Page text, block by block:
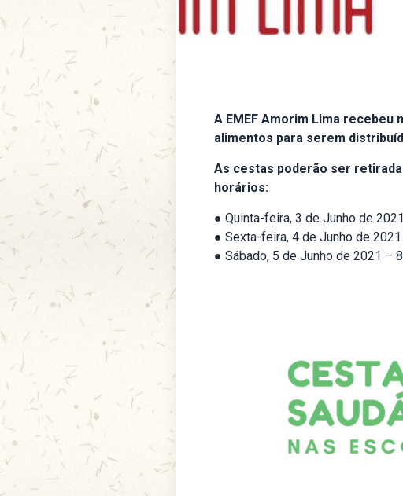
A EMEF Amorim Lima recebeu
alimentos para serem
As cestas poderão ser
horários:
● Quinta-feira, 3 de Junho de
● Sexta-feira, 4 de Junho de
● Sábado, 5 de Junho de 2021 –